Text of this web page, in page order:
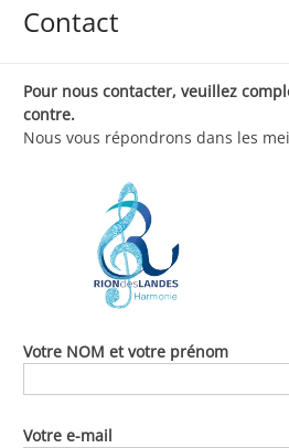
Contact
Pour nous contacter, veuillez
contre.
Nous vous répondrons dans les
Votre NOM et votre prénom
Votre e-mail